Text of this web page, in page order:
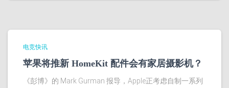
电竞快讯
苹果将推新 HomeKit 配件会有家居摄影机？
《彭博》的 Mark Gurman 报导，Apple正考虑自制一系列